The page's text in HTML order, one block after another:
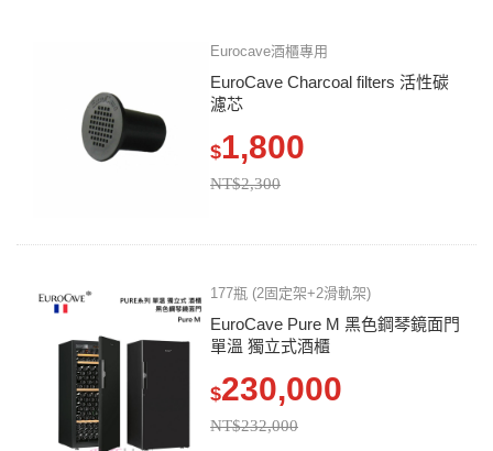
Eurocave酒櫃專用
EuroCave Charcoal filters 活性碳
濾芯
$1,800
NT$2,300
177瓶 (2固定架+2滑軌架)
EuroCave Pure M 黑色鋼琴鏡面門
單溫 獨立式酒櫃
$230,000
NT$232,000